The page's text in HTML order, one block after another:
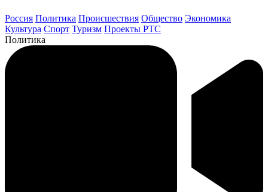
Россия Политика Происшествия Общество Экономика
Культура Спорт Туризм Проекты РТС
Политика